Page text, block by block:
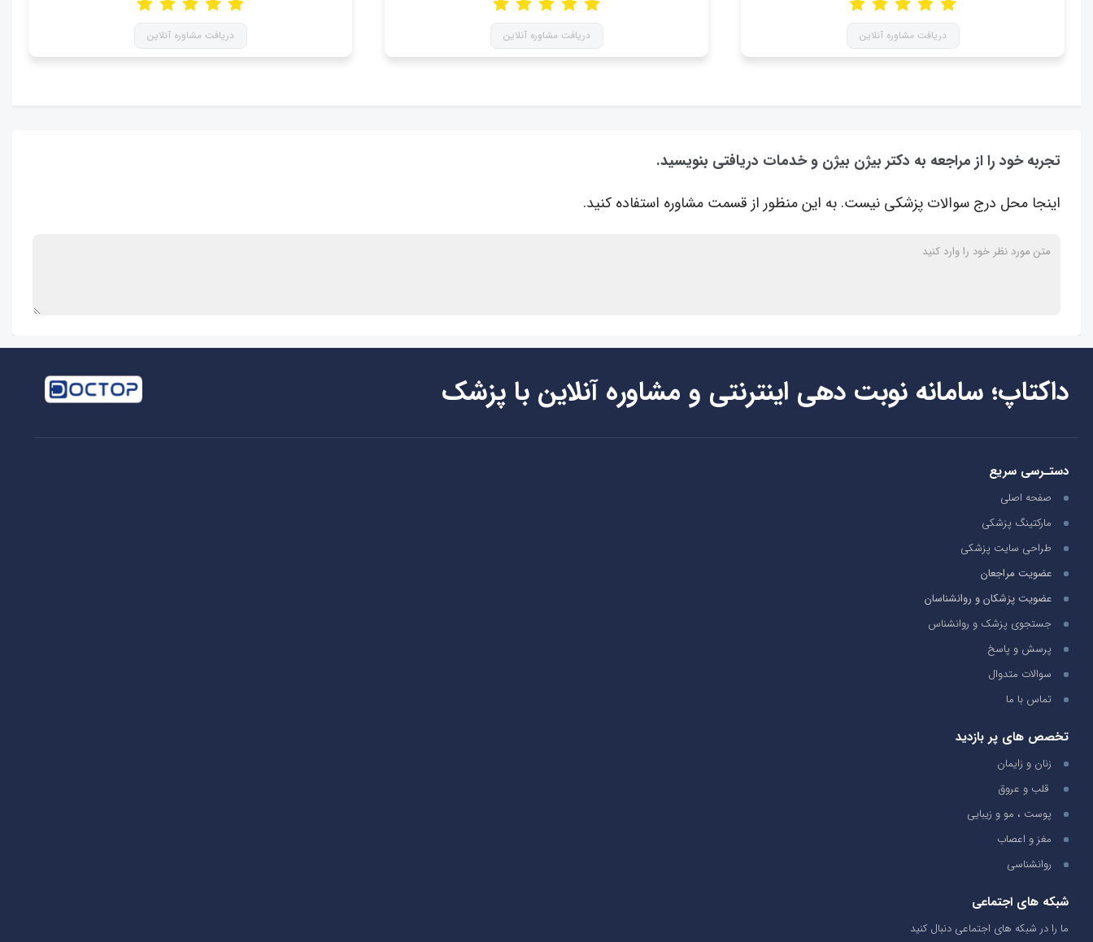
دریافت مشاوره آنلاین دریافت مشاوره آنلاین دریافت مشاوره آنلاین
تجربه خود را از مراجعه به دکتر بیژن بیژن و خدمات دریافتی بنویسید.
اینجا محل درج سوالات پزشکی نیست. به این منظور از قسمت مشاوره استفاده کنید.
داکتاپ؛ سامانه نوبت دهی اینترنتی و مشاوره آنلاین با پزشک
دستـرسی سریع
صفحه اصلی
مارکتینگ پزشکی
طراحی سایت پزشکی
عضویت مراجعان
عضویت پزشکان و روانشناسان
جستجوی پزشک و روانشناس
پرسش و پاسخ
سوالات متدوال
تماس با ما
تخصص های پر بازدید
زنان و زایمان
قلب و عروق
پوست ، مو و زیبایی
مغز و اعصاب
روانشناسی
شبکه های اجتماعی
ما را در شبکه های اجتماعی دنبال کنید